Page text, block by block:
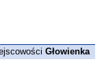
Głowienka